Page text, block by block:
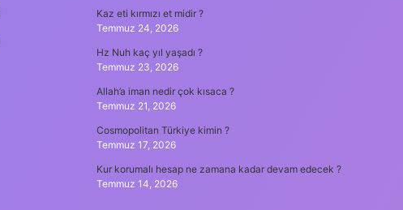
Kaz eti kırmızı et midir ?
Temmuz 24, 2026
Hz Nuh kaç yıl yaşadı ?
Temmuz 23, 2026
Allah’a iman nedir çok kısaca ?
Temmuz 21, 2026
Cosmopolitan Türkiye kimin ?
Temmuz 17, 2026
Kur korumalı hesap ne zamana kadar devam edecek ?
Temmuz 14, 2026